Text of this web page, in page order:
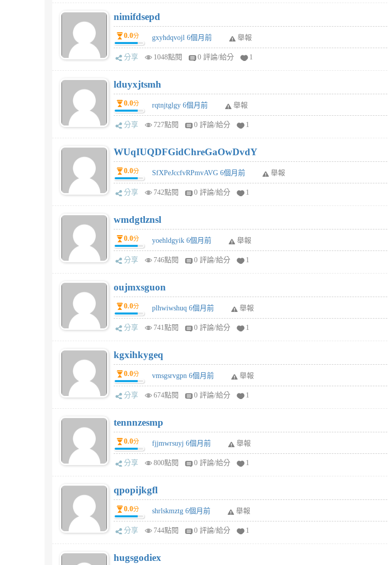
nimifdsepd
0.0分 gxyhdqvojl 6個月前 舉報
分享 1048點閱 0 評論/給分 1
lduyxjtsmh
0.0分 rqtnjtglgy 6個月前 舉報
分享 727點閱 0 評論/給分 1
WUqIUQDFGidChreGaOwDvdY
0.0分 SfXPeJccfvRPmvAVG 6個月前 舉報
分享 742點閱 0 評論/給分 1
wmdgtlznsl
0.0分 yoehldgyik 6個月前 舉報
分享 746點閱 0 評論/給分 1
oujmxsguon
0.0分 plhwiwshuq 6個月前 舉報
分享 741點閱 0 評論/給分 1
kgxihkygeq
0.0分 vmsgsrvgpn 6個月前 舉報
分享 674點閱 0 評論/給分 1
tennnzesmp
0.0分 fjjmwrsuyj 6個月前 舉報
分享 800點閱 0 評論/給分 1
qpopijkgfl
0.0分 shrlskmztg 6個月前 舉報
分享 744點閱 0 評論/給分 1
hugsgodiex